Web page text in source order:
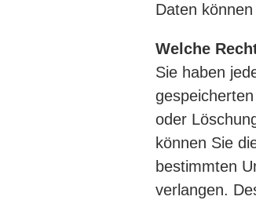
Daten
Welche
Sie haben
oder
können Sie
bestimmten
verlangen.